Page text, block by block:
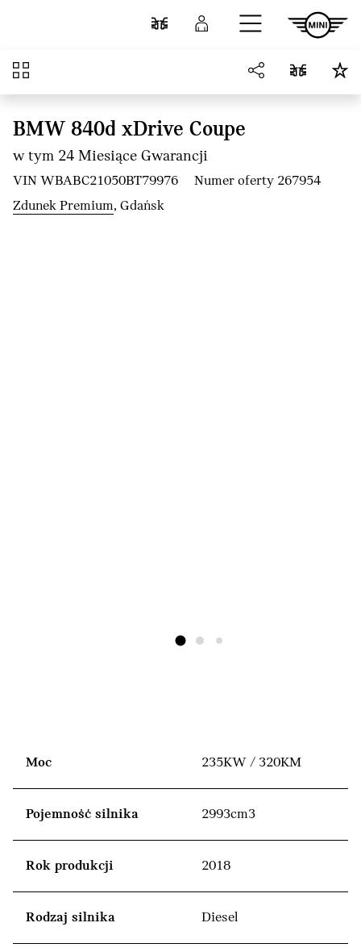
Przejdź do głównej treści
Porównaj Zaloguj się
Przegląd
BMW 840d xDrive Coupe
w tym 24 Miesiące Gwarancji
VIN WBABC21050BT79976
Numer oferty 267954
Zdunek Premium, Gdańsk
Moc 235KW / 320KM
Pojemność silnika 2993cm3
Rok produkcji 2018
Rodzaj silnika Diesel